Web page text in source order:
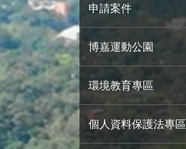
申請案件
博嘉運動公園
環境教育專區
個人資料保護法專區